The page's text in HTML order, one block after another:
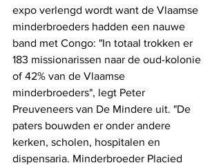
expo verlengd wordt want de Vlaamse
minderbroeders hadden een nauwe
band met Congo: "In totaal trokken er
183 missionarissen naar de oud-kolonie
of 42% van de Vlaamse
minderbroeders", legt Peter
Preuveneers van De Mindere uit. "De
paters bouwden er onder andere
kerken, scholen, hospitalen en
dispensaria. Minderbroeder Placied